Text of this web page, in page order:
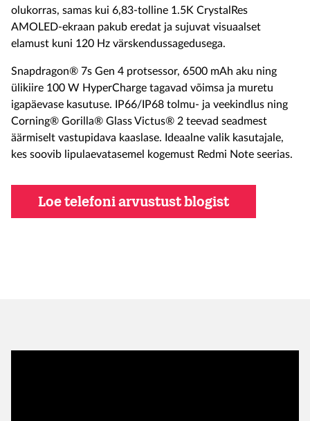
olukorras, samas kui 6,83-tolline 1.5K CrystalRes
AMOLED-ekraan pakub eredat ja sujuvat visuaalset
elamust kuni 120 Hz värskendussagedusega.
Snapdragon® 7s Gen 4 protsessor, 6500 mAh aku ning
ülikiire 100 W HyperCharge tagavad võimsa ja muretu
igapäevase kasutuse. IP66/IP68 tolmu- ja veekindlus ning
Corning® Gorilla® Glass Victus® 2 teevad seadmest
äärmiselt vastupidava kaaslase. Ideaalne valik kasutajale,
kes soovib lipulaevatasemel kogemust Redmi Note seerias.
Loe telefoni arvustust blogist